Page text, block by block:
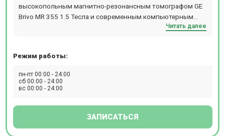
высокопольным магнитно-резонансным томографом GE
Brivo MR 355 1.5 Тесла и современным компьютерным
томографом (КТ) General Electric серии BrightSpeed. Центр
комплексную диагностику: МРТ всего тела для
НОЧЬ), МРТ всего тела для исключения онкологии и
метастаз у мужчин (ТОЛЬКО НОЧЬ), МРТ всего
на выявление болезни Альцгеймера (с динамикой с
Читать далее
Режим работы:
пн-пт 00:00 - 24:00
сб 00:00 - 24:00
вс 00:00 - 24:00
ЗАПИСАТЬСЯ